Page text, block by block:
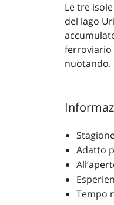
Le tre
del lago
ferroviario
nuotando.
Adatto
Tempo